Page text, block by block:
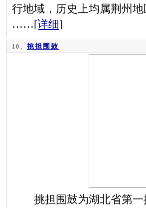
行地域，历史上均属荆州
……[详细]
10、 挑担围鼓
挑担围鼓为湖北省第一